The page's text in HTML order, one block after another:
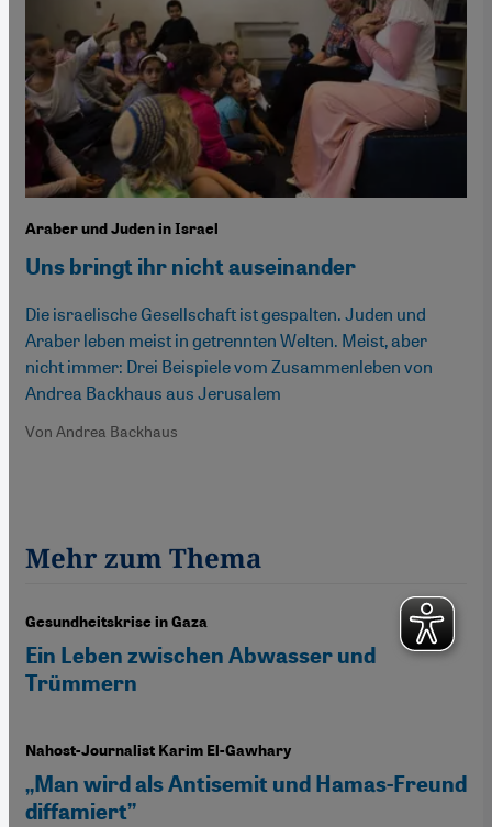
Araber und Juden in Israel
Uns bringt ihr nicht auseinander
Die israelische Gesellschaft ist gespalten. Juden und
Araber leben meist in getrennten Welten. Meist, aber
nicht immer: Drei Beispiele vom Zusammenleben von
Andrea Backhaus aus Jerusalem
Von Andrea Backhaus
Mehr zum Thema
Gesundheitskrise in Gaza
Ein Leben zwischen Abwasser und
Trümmern
Nahost-Journalist Karim El-Gawhary
„Man wird als Antisemit und Hamas-Freund
diffamiert”